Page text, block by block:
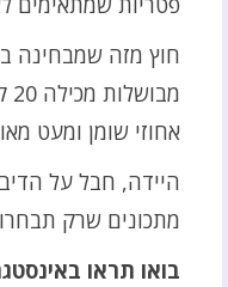
חוץ מזה שמבחינה
אחוזי שומן ומעט
היידה, חבל על
מתכונים שרק
בואו תראו